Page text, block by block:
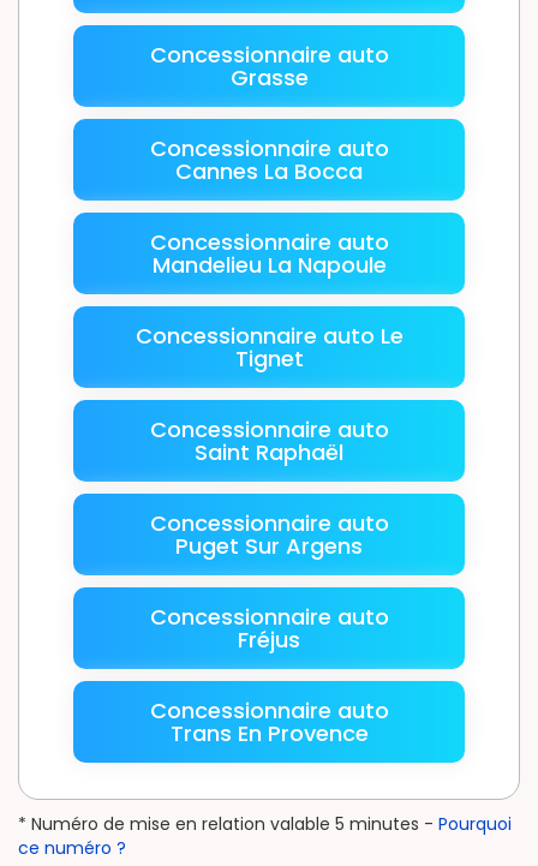
Concessionnaire auto
Grasse
Concessionnaire auto
Cannes La Bocca
Concessionnaire auto
Mandelieu La Napoule
Concessionnaire auto Le
Tignet
Concessionnaire auto
Saint Raphaël
Concessionnaire auto
Puget Sur Argens
Concessionnaire auto
Fréjus
Concessionnaire auto
Trans En Provence
* Numéro de mise en relation valable 5 minutes - Pourquoi
ce numéro ?